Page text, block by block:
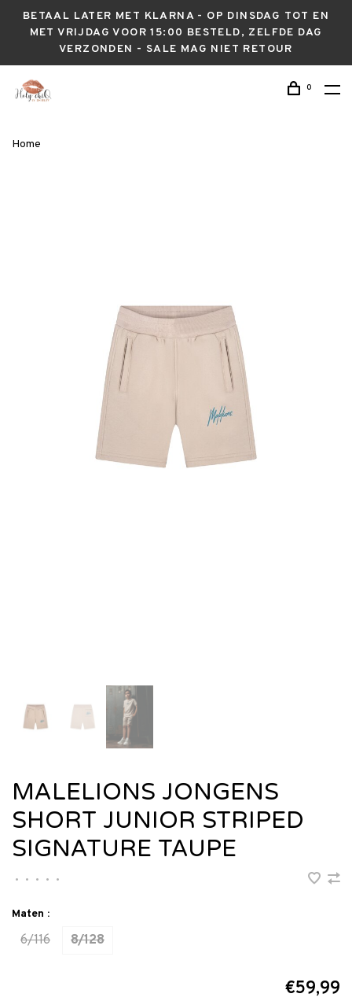
BETAAL LATER MET KLARNA - OP DINSDAG TOT EN
MET VRIJDAG VOOR 15:00 BESTELD, ZELFDE DAG
VERZONDEN - SALE MAG NIET RETOUR
0
Home
MALELIONS JONGENS
SHORT JUNIOR STRIPED
SIGNATURE TAUPE
• • • • •
Maten :
6/116 8/128
€59,99